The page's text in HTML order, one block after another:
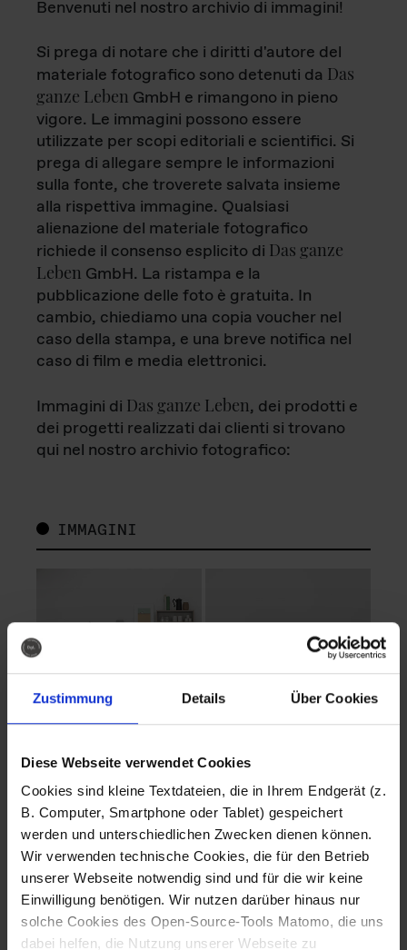
Zustimmung Details Über Cookies
Diese Webseite verwendet Cookies
Cookies sind kleine Textdateien, die in Ihrem Endgerät (z.
B. Computer, Smartphone oder Tablet) gespeichert
werden und unterschiedlichen Zwecken dienen können.
Wir verwenden technische Cookies, die für den Betrieb
unserer Webseite notwendig sind und für die wir keine
Einwilligung benötigen. Wir nutzen darüber hinaus nur
solche Cookies des Open-Source-Tools Matomo, die uns
dabei helfen, die Nutzung unserer Webseite zu
Benvenuti nel nostro archivio di immagini!
Si prega di notare che i diritti d'autore del
materiale fotografico sono detenuti da Das
ganze Leben GmbH e rimangono in pieno
vigore. Le immagini possono essere
utilizzate per scopi editoriali e scientifici. Si
prega di allegare sempre le informazioni
sulla fonte, che troverete salvata insieme
alla rispettiva immagine. Qualsiasi
alienazione del materiale fotografico
richiede il consenso esplicito di Das ganze
Leben GmbH. La ristampa e la
pubblicazione delle foto è gratuita. In
cambio, chiediamo una copia voucher nel
caso della stampa, e una breve notifica nel
caso di film e media elettronici.
Immagini di Das ganze Leben, dei prodotti e
dei progetti realizzati dai clienti si trovano
qui nel nostro archivio fotografico:
IMMAGINI
Fotografo: Lorenz
Sternbach
Download
Fotografo: Lorenz
Sternbach
Download